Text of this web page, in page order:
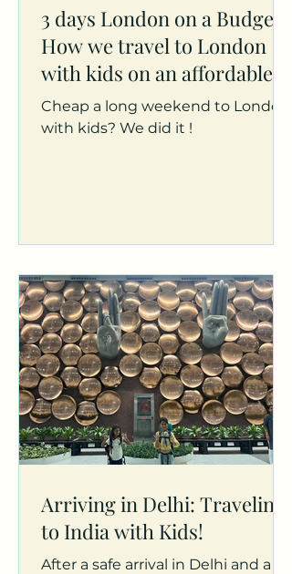
3 days London on a Budget!
How we travel to London
with kids on an affordable
basis!
Cheap a long weekend to London
with kids? We did it !
Arriving in Delhi: Traveling
to India with Kids!
After a safe arrival in Delhi and a